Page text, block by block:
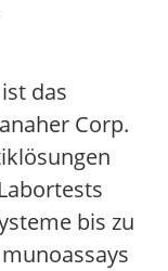
das
Corp.
bis zu